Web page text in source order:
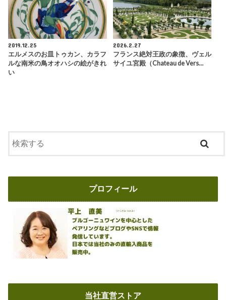
2019.12.25
エルメスのお皿トゥカン、カラフ
ルな南米の鳥オオハシの絵がきれ
い
2026.2.27
フランス絶対王政の象徴、ヴェル
サイユ宮殿（Chateau de Vers…
プロフィール
当社直営ストア